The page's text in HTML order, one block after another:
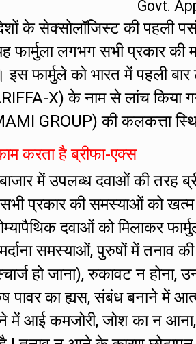
Govt.
के सेक्सोलॉजिस्ट की पहली पसंद
फार्मुला लगभग सभी प्रकार की
इस फार्मुले को भारत में पहली बार
X) के नाम से लांच किया
GROUP) की कलकत्ता स्थित
करता है ब्रीफा-एक्स
में उपलब्ध दवाओं की तरह
प्रकार की समस्याओं को
दवाओं को मिलाकर
मर्दाना समस्याओं, पुरुषों में तनाव
हो जाना), रुकावट न होना,
पावर का ह्यस, संबंध बनाने में
में आई कमजोरी, जोश का न